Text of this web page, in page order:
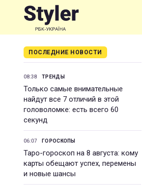
ПОСЛЕДНИЕ НОВОСТИ
08:38 ТРЕНДЫ
Только самые внимательные
найдут все 7 отличий в этой
головоломке: есть всего 60
секунд
06:07 ГОРОСКОПЫ
Таро-гороскоп на 8 августа: кому
карты обещают успех, перемены
и новые шансы